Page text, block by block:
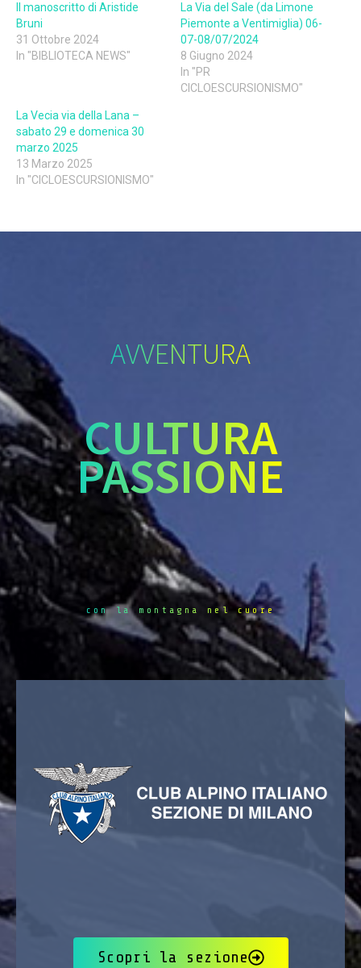
Il manoscritto di Aristide
Bruni
31 Ottobre 2024
In "BIBLIOTECA NEWS"
La Via del Sale (da Limone
Piemonte a Ventimiglia) 06-
07-08/07/2024
8 Giugno 2024
In "PR
CICLOESCURSIONISMO"
La Vecia via della Lana –
sabato 29 e domenica 30
marzo 2025
13 Marzo 2025
In "CICLOESCURSIONISMO"
AVVENTURA
CULTURA
PASSIONE
con la montagna nel cuore
Scopri la sezione